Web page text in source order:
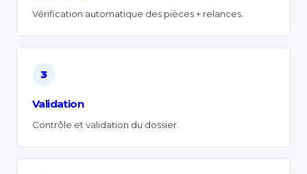
Vérification automatique des pièces + relances.
3
Validation
Contrôle et validation du dossier.